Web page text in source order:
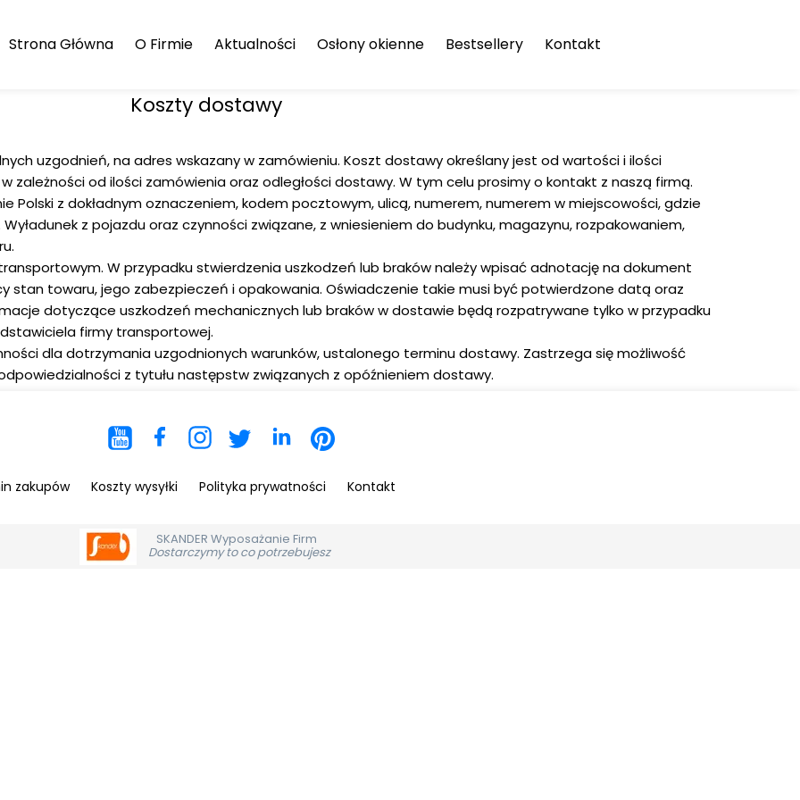
Koszty dostawy
uzgodnień, na adres wskazany w zamówieniu. Koszt dostawy określany jest od wartości i ilości
zależności od ilości zamówienia oraz odległości dostawy. W tym celu prosimy o kontakt z naszą firmą.
Polski z dokładnym oznaczeniem, kodem pocztowym, ulicą, numerem, numerem w miejscowości, gdzie
z pojazdu oraz czynności związane, z wniesieniem do budynku, magazynu, rozpakowaniem,
W przypadku stwierdzenia uszkodzeń lub braków należy wpisać adnotację na dokument
stan towaru, jego zabezpieczeń i opakowania. Oświadczenie takie musi być potwierdzone datą oraz
dotyczące uszkodzeń mechanicznych lub braków w dostawie będą rozpatrywane tylko w przypadku
firmy transportowej.
dla dotrzymania uzgodnionych warunków, ustalonego terminu dostawy. Zastrzega się możliwość
z tytułu następstw związanych z opóźnieniem dostawy.
Strona Główna
O Firmie
Koszty wysyłki
Polityka prywatności
Aktualności
Osłony okienne
Żaluzje drewniane
Żaluzje pionowe
Plisy okienne
Rolety wolnowiszące
Rolety w kasetach
Rolety dachowe
Rolety rzymskie
Markizy przeciwsłoneczne
Bestsellery Kontakt
zakupów Koszty wysyłki Polityka prywatności Kontakt
SKANDER Wyposażanie Firm
Dostarczymy to co potrzebujesz